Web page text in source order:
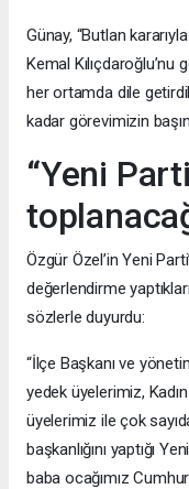
Günay, “Butlan
Kemal Kılıçdaroğlu’nu
her ortamda dile
kadar görevimizin
“Yeni
Özgür Özel’in Yeni
değerlendirme
sözlerle duyurdu:
“İlçe Başkanı ve
yedek üyelerimiz,
üyelerimiz ile çok
başkanlığını yaptığı
baba ocağımız